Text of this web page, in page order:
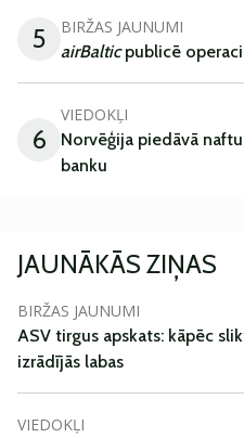
5 BIRŽAS JAUNUMI
airBalticpublicē
6
VIEDOKĻI
Norvēģija piedāvā
banku
JAUNĀKĀS ZIŅAS
BIRŽAS JAUNUMI
ASV tirgus apskats: kāpēc
izrādījās labas
VIEDOKĻI